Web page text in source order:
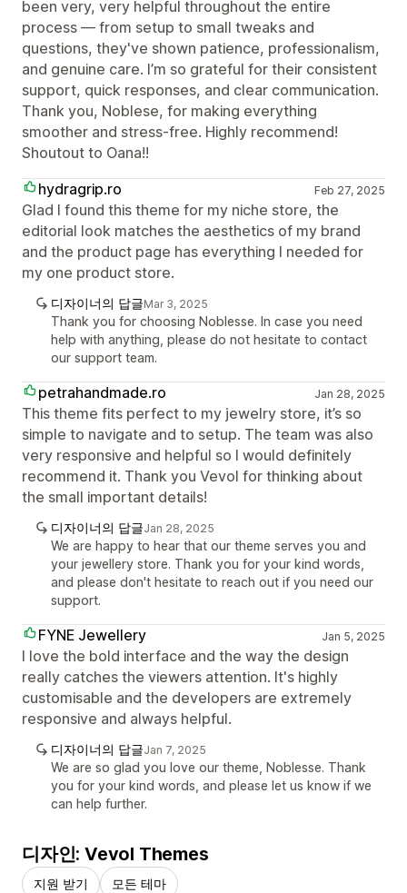
been very, very helpful throughout the entire
process — from setup to small tweaks and
questions, they've shown patience, professionalism,
and genuine care. I’m so grateful for their consistent
support, quick responses, and clear communication.
Thank you, Noblese, for making everything
smoother and stress-free. Highly recommend!
Shoutout to Oana!!
hydragrip.ro
Feb 27, 2025
Glad I found this theme for my niche store, the
editorial look matches the aesthetics of my brand
and the product page has everything I needed for
my one product store.
디자이너의 답글Mar 3, 2025
Thank you for choosing Noblesse. In case you need
help with anything, please do not hesitate to contact
our support team.
petrahandmade.ro Jan 28, 2025
This theme fits perfect to my jewelry store, it’s so
simple to navigate and to setup. The team was also
very responsive and helpful so I would definitely
recommend it. Thank you Vevol for thinking about
the small important details!
디자이너의 답글Jan 28, 2025
We are happy to hear that our theme serves you and
your jewellery store. Thank you for your kind words,
and please don't hesitate to reach out if you need our
support.
FYNE Jewellery Jan 5, 2025
I love the bold interface and the way the design
really catches the viewers attention. It's highly
customisable and the developers are extremely
responsive and always helpful.
디자이너의 답글Jan 7, 2025
We are so glad you love our theme, Noblesse. Thank
you for your kind words, and please let us know if we
can help further.
디자인: Vevol Themes
지원 받기 모든 테마